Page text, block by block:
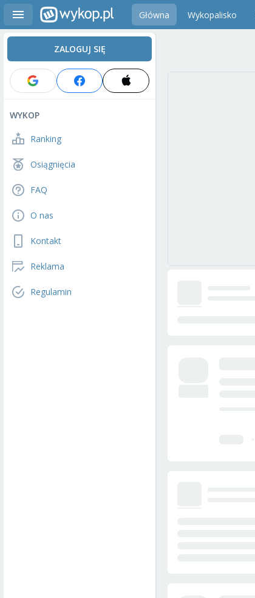
Główna Wykopalisko
ZALOGUJ SIĘ
WYKOP
Ranking
Osiągnięcia
FAQ
O nas
Kontakt
Reklama
Regulamin